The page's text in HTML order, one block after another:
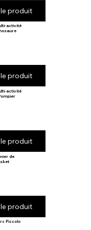
produit
activité
produit
activité
produit
de
produit
Piccolo